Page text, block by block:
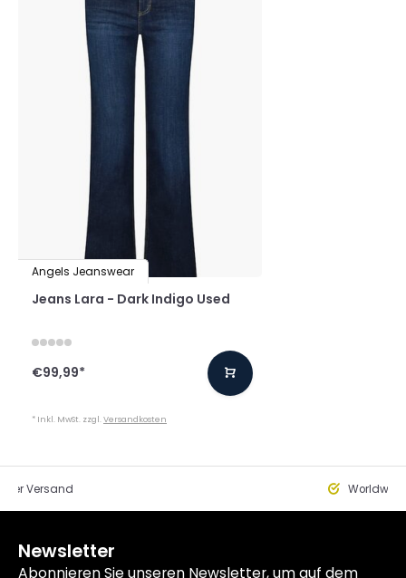
Angels Jeanswear
Jeans Lara - Dark Indigo Used
€99,99*
* Inkl. MwSt. zzgl.Versandkosten
Versand
Newsletter
Abonnieren Sie unseren Newsletter, um auf dem